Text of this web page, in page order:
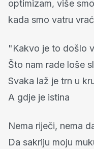
optimizam, više
kada smo vatru
"Kakvo je to došlo
Što nam rade loše
Svaka laž je trn u
A gdje je istina
Nema riječi, nema
Da sakriju moju